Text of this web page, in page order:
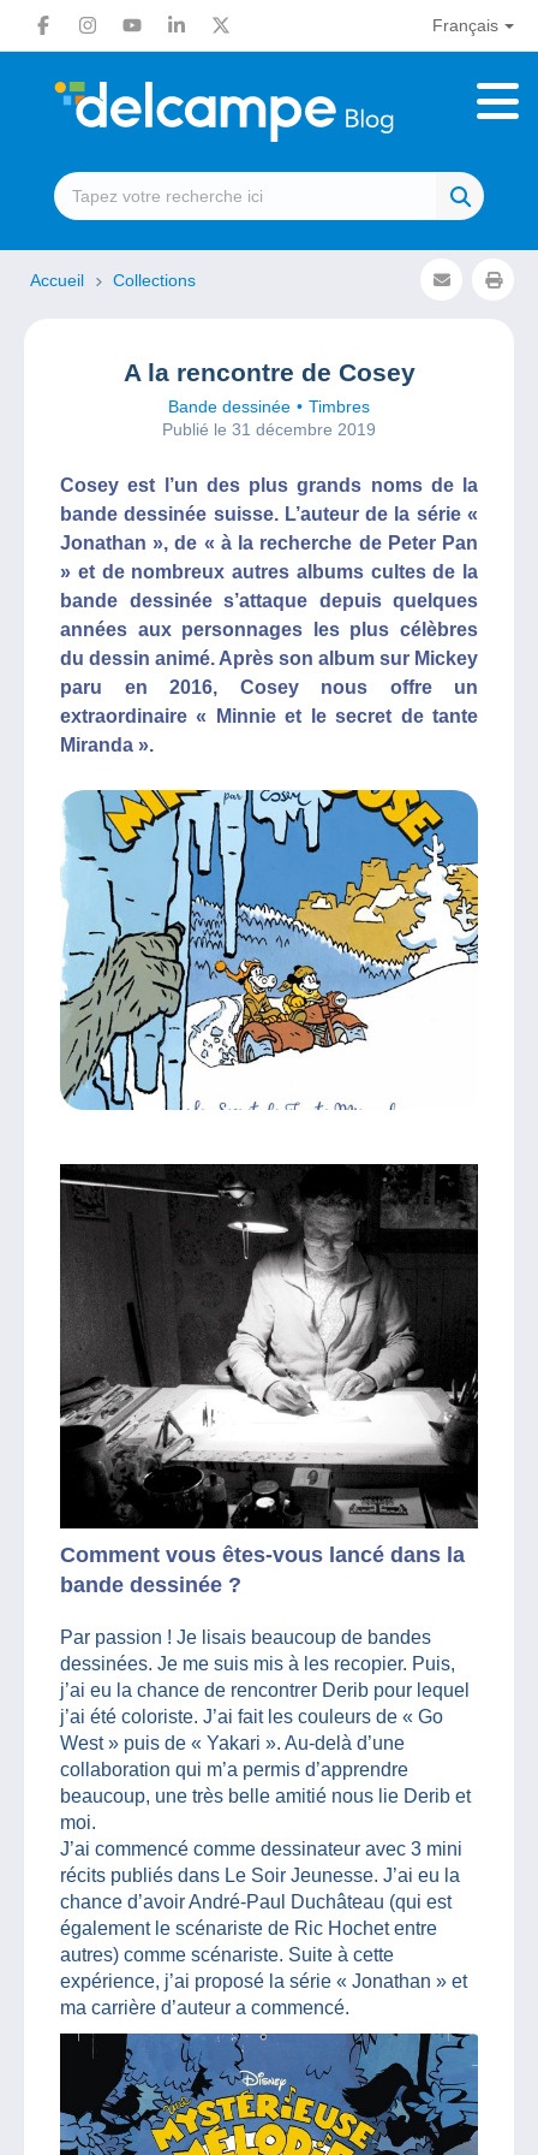
Français
Accueil Collections
A la rencontre de Cosey
Bande dessinée
Timbres
Publié le 31 décembre 2019
Cosey est l’un des plus grands noms de la
bande dessinée suisse. L’auteur de la série «
Jonathan », de « à la recherche de Peter Pan
» et de nombreux autres albums cultes de la
bande dessinée s’attaque depuis quelques
années aux personnages les plus célèbres
du dessin animé. Après son album sur Mickey
paru en 2016, Cosey nous offre un
extraordinaire « Minnie et le secret de tante
Miranda ».
Comment vous êtes-vous lancé dans la
bande dessinée ?
Par passion ! Je lisais beaucoup de bandes
dessinées. Je me suis mis à les recopier. Puis,
j’ai eu la chance de rencontrer Derib pour lequel
j’ai été coloriste. J’ai fait les couleurs de « Go
West » puis de « Yakari ». Au-delà d’une
collaboration qui m’a permis d’apprendre
beaucoup, une très belle amitié nous lie Derib et
moi.
J’ai commencé comme dessinateur avec 3 mini
récits publiés dans Le Soir Jeunesse. J’ai eu la
chance d’avoir André-Paul Duchâteau (qui est
également le scénariste de Ric Hochet entre
autres) comme scénariste. Suite à cette
expérience, j’ai proposé la série « Jonathan » et
ma carrière d’auteur a commencé.